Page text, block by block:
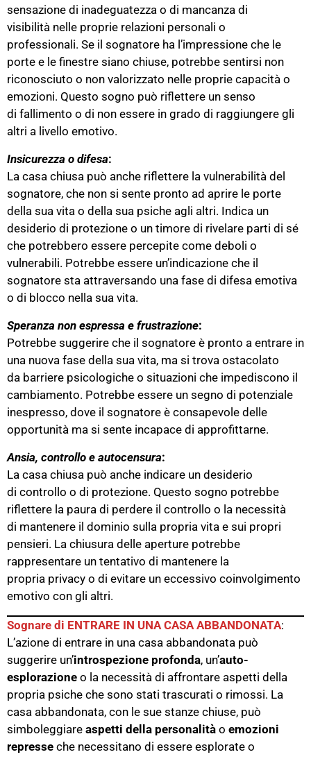
sensazione di inadeguatezza o di mancanza di
visibilità nelle proprie relazioni personali o
professionali. Se il sognatore ha l’impressione che le
porte e le finestre siano chiuse, potrebbe sentirsi non
riconosciuto o non valorizzato nelle proprie capacità o
emozioni. Questo sogno può riflettere un senso
di fallimento o di non essere in grado di raggiungere gli
altri a livello emotivo.
Insicurezza o difesa:
La casa chiusa può anche riflettere la vulnerabilità del
sognatore, che non si sente pronto ad aprire le porte
della sua vita o della sua psiche agli altri. Indica un
desiderio di protezione o un timore di rivelare parti di sé
che potrebbero essere percepite come deboli o
vulnerabili. Potrebbe essere un’indicazione che il
sognatore sta attraversando una fase di difesa emotiva
o di blocco nella sua vita.
Speranza non espressa e frustrazione:
Potrebbe suggerire che il sognatore è pronto a entrare in
una nuova fase della sua vita, ma si trova ostacolato
da barriere psicologiche o situazioni che impediscono il
cambiamento. Potrebbe essere un segno di potenziale
inespresso, dove il sognatore è consapevole delle
opportunità ma si sente incapace di approfittarne.
Ansia, controllo e autocensura:
La casa chiusa può anche indicare un desiderio
di controllo o di protezione. Questo sogno potrebbe
riflettere la paura di perdere il controllo o la necessità
di mantenere il dominio sulla propria vita e sui propri
pensieri. La chiusura delle aperture potrebbe
rappresentare un tentativo di mantenere la
propria privacy o di evitare un eccessivo coinvolgimento
emotivo con gli altri.
Sognare di ENTRARE IN UNA CASA ABBANDONATA:
L’azione di entrare in una casa abbandonata può
suggerire un’introspezione profonda, un’auto-
esplorazione o la necessità di affrontare aspetti della
propria psiche che sono stati trascurati o rimossi. La
casa abbandonata, con le sue stanze chiuse, può
simboleggiare aspetti della personalità o emozioni
represse che necessitano di essere esplorate o